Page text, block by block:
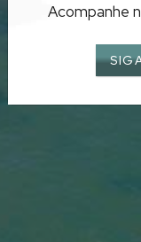
Acompanhe